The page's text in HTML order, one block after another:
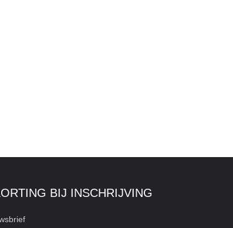
BIJ INSCHRIJVING